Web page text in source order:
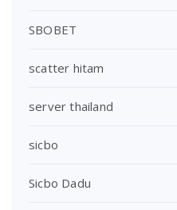
SBOBET
scatter hitam
server thailand
sicbo
Sicbo Dadu